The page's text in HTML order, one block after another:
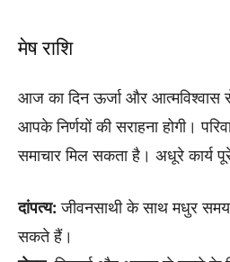
मेष राशि
आज का दिन ऊर्जा और आत्मविश्वास से
आपके निर्णयों की सराहना होगी।
समाचार मिल सकता है। अधूरे कार्य
दांपत्य: जीवनसाथी के साथ मधुर समय
सकते हैं।